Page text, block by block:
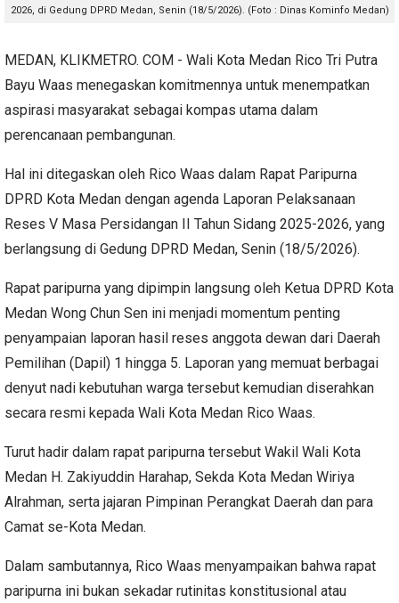
2026, di Gedung DPRD Medan, Senin (18/5/2026). (Foto : Dinas Kominfo Medan)
MEDAN, KLIKMETRO. COM - Wali Kota Medan Rico Tri Putra
Bayu Waas menegaskan komitmennya untuk menempatkan
aspirasi masyarakat sebagai kompas utama dalam
perencanaan pembangunan.
Hal ini ditegaskan oleh Rico Waas dalam Rapat Paripurna
DPRD Kota Medan dengan agenda Laporan Pelaksanaan
Reses V Masa Persidangan II Tahun Sidang 2025-2026, yang
berlangsung di Gedung DPRD Medan, Senin (18/5/2026).
Rapat paripurna yang dipimpin langsung oleh Ketua DPRD Kota
Medan Wong Chun Sen ini menjadi momentum penting
penyampaian laporan hasil reses anggota dewan dari Daerah
Pemilihan (Dapil) 1 hingga 5. Laporan yang memuat berbagai
denyut nadi kebutuhan warga tersebut kemudian diserahkan
secara resmi kepada Wali Kota Medan Rico Waas.
Turut hadir dalam rapat paripurna tersebut Wakil Wali Kota
Medan H. Zakiyuddin Harahap, Sekda Kota Medan Wiriya
Alrahman, serta jajaran Pimpinan Perangkat Daerah dan para
Camat se-Kota Medan.
Dalam sambutannya, Rico Waas menyampaikan bahwa rapat
paripurna ini bukan sekadar rutinitas konstitusional atau